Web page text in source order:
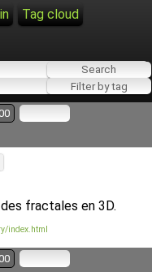
Tag cloud
fractales en 3D.
index.html